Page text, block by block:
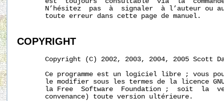
N’hésitez  pas  à  signaler  à l’auteur ou
       toute erreur dans cette page de manuel.
COPYRIGHT
Copyright (C) 2002, 2003, 2004, 2005 Scott
Ce programme est un logiciel libre ; vous
le modifier sous les termes de la licence
la Free  Software  Foundation ;  soit  la
       convenance) toute version ultérieure.